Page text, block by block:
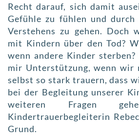
Recht darauf, sich damit
Gefühle zu fühlen und durch
Verstehens zu gehen. Doch
mit Kindern über den Tod?
wenn andere Kinder
mir Unterstützung, wenn wir
selbst so stark trauern, dass
bei der Begleitung unserer
weiteren Fragen
Kindertrauerbegleiterin
Grund.